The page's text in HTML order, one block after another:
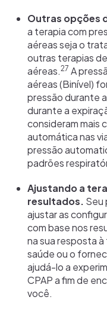
Outras opções
a terapia com
aéreas seja o
outras terapias
aéreas.27 A
aéreas (Binível)
pressão durante
durante a
consideram mais
automática nas
pressão
padrões
Ajustando a
resultados. Seu
ajustar as
com base nos
na sua resposta
saúde ou o
ajudá-lo a
CPAP a fim de
você.